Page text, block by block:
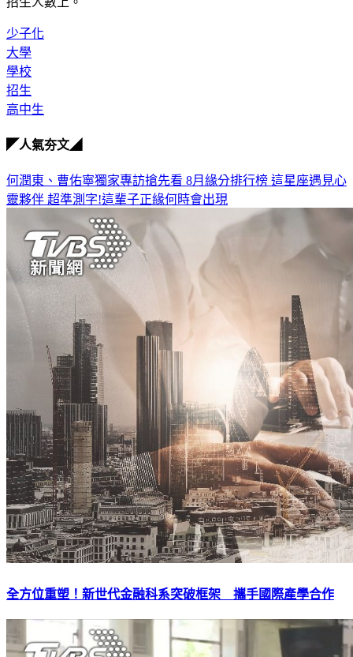
少子化
大學
學校
招生
高中生
◤人氣夯文◢
何潤東、曹佑寧獨家專訪搶先看 8月緣分排行榜 這星座遇見心
靈夥伴 超準測字!這輩子正緣何時會出現
全方位重塑！新世代金融科系突破框架 攜手國際產學合作